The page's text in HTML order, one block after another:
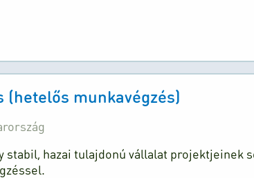
(hetelős munkavégzés)
stabil, hazai tulajdonú vállalat projektjeinek